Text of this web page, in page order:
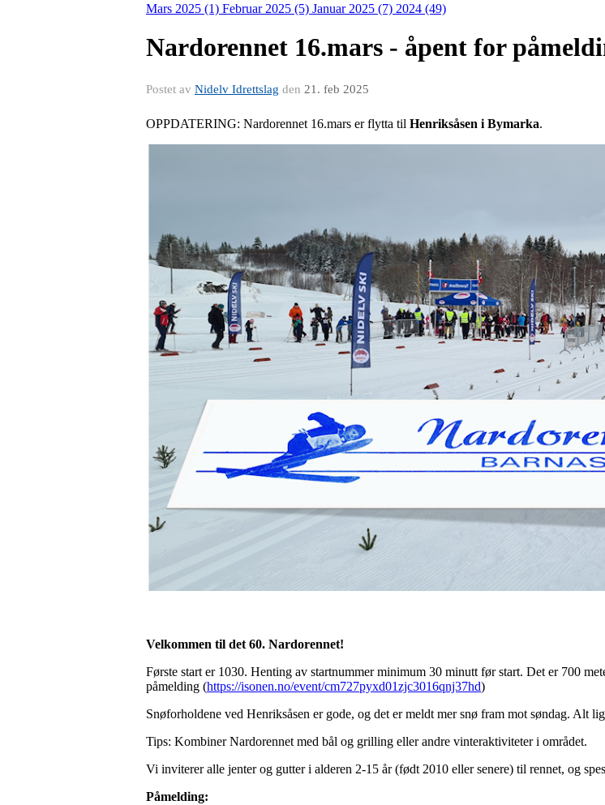
Mars 2025 (1) Februar 2025 (5) Januar 2025 (7) 2024 (49)
Nardorennet 16.mars - åpent for
Postet av Nidelv Idrettslag den 21. feb 2025
OPPDATERING: Nardorennet 16.mars er flytta til Henriksåsen i Bymarka.
Velkommen til det 60. Nardorennet!
Første start er 1030. Henting av startnummer minimum 30 minutt før start. Det er 700
påmelding (https://isonen.no/event/cm727pyxd01zjc3016qnj37hd)
Snøforholdene ved Henriksåsen er gode, og det er meldt mer snø fram mot søndag. Alt
Tips: Kombiner Nardorennet med bål og grilling eller andre vinteraktiviteter i området.
Vi inviterer alle jenter og gutter i alderen 2-15 år (født 2010 eller senere) til rennet, og
Påmelding: